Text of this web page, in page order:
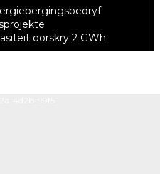
oorskry 2 GWh